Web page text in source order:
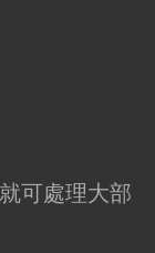
可處理大部